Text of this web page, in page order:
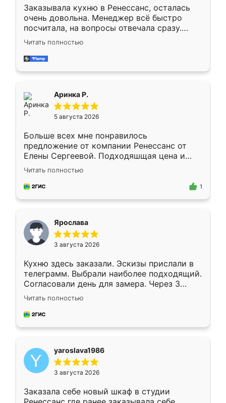
Заказывала кухню в Ренессанс, осталась
очень довольна. Менеджер всё быстро
посчитала, на вопросы отвечала сразу.
Замерщик приехал в субботу, подошёл к
делу со всей ответственностью. Собрали
за день, ребята работали аккуратно, даже
Читать полностью
Аринка Р.
5 августа 2026
Больше всех мне понравилось
предложение от компании Ренессанс от
Елены Сергеевой. Подходяшщая цена и
короткие сроки изготовления. Приехавший
для замера сотрудник Владислав
предложил по моему эскизу самый
Читать полностью
1
Ярослава
3 августа 2026
Кухню здесь заказали. Эскизы прислали в
телеграмм. Выбрали наиболее подходящий.
Согласовали день для замера. Через 3
недели кухня была уже готова. Остались
довольны работой. Спасибо Ренессанс
мебель за качественную работу!
Читать полностью
yaroslava1986
3 августа 2026
Заказала себе новый шкаф в студии